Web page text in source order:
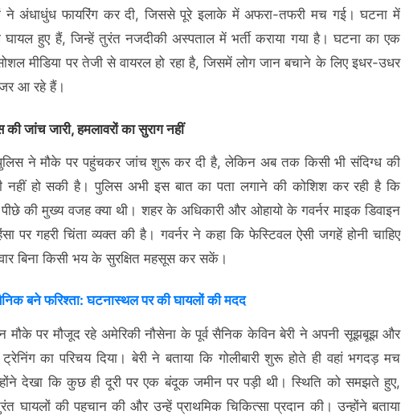
ने अंधाधुंध फायरिंग कर दी, जिससे पूरे इलाके में अफरा-तफरी मच गई। घटना में
हुए हैं, जिन्हें तुरंत नजदीकी अस्पताल में भर्ती कराया गया है। घटना का एक
मीडिया पर तेजी से वायरल हो रहा है, जिसमें लोग जान बचाने के लिए इधर-उधर
आ रहे हैं।
जांच जारी, हमलावरों का सुराग नहीं
ने मौके पर पहुंचकर जांच शुरू कर दी है, लेकिन अब तक किसी भी संदिग्ध की
नहीं हो सकी है। पुलिस अभी इस बात का पता लगाने की कोशिश कर रही है कि
की मुख्य वजह क्या थी। शहर के अधिकारी और ओहायो के गवर्नर माइक डिवाइन
पर गहरी चिंता व्यक्त की है। गवर्नर ने कहा कि फेस्टिवल ऐसी जगहें होनी चाहिए
बिना किसी भय के सुरक्षित महसूस कर सकें।
बने फरिश्ता: घटनास्थल पर की घायलों की मदद
मौके पर मौजूद रहे अमेरिकी नौसेना के पूर्व सैनिक केविन बेरी ने अपनी सूझबूझ और
का परिचय दिया। बेरी ने बताया कि गोलीबारी शुरू होते ही वहां भगदड़ मच
देखा कि कुछ ही दूरी पर एक बंदूक जमीन पर पड़ी थी। स्थिति को समझते हुए,
घायलों की पहचान की और उन्हें प्राथमिक चिकित्सा प्रदान की। उन्होंने बताया